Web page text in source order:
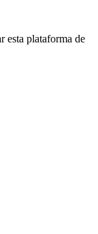
esta plataforma de